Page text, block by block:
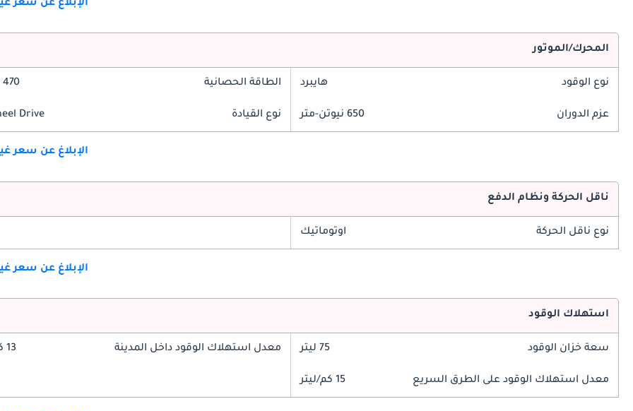
الإبلاغ عن سعر
المحرك/الموتور
نوع الوقود هايبرد الطاقة الحصانية 470 حصان
عزم الدوران 650 نيوتن-متر نوع القيادة Drive
الإبلاغ عن سعر
ناقل الحركة ونظام الدفع
نوع ناقل الحركة اوتوماتيك
الإبلاغ عن سعر
استهلاك الوقود
سعة خزان الوقود 75 ليتر معدل استهلاك الوقود داخل المدينة 13 كم/ليتر
معدل استهلاك الوقود على الطرق السريع 15 كم/ليتر